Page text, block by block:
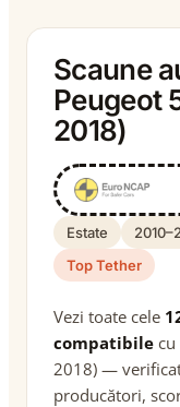
Scaune
Peugeot
2018)
Estate
Top Tether
Vezi toate cele
compatibile cu
2018) —
producători,